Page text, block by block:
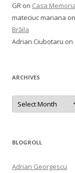
GR on Casa
mateciuc mariana on
Brăila
Adrian Ciubotaru on
ARCHIVES
Archives
BLOGROLL
Adrian Georgescu